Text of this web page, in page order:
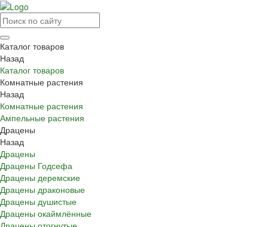
Каталог товаров
Назад
Каталог товаров
Комнатные растения
Назад
Комнатные растения
Ампельные растения
Драцены
Назад
Драцены
Драцены Годсефа
Драцены деремские
Драцены драконовые
Драцены душистые
Драцены окаймлённые